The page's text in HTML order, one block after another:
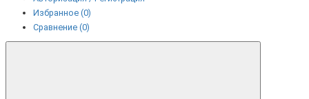
Избранное (0)
Сравнение (0)